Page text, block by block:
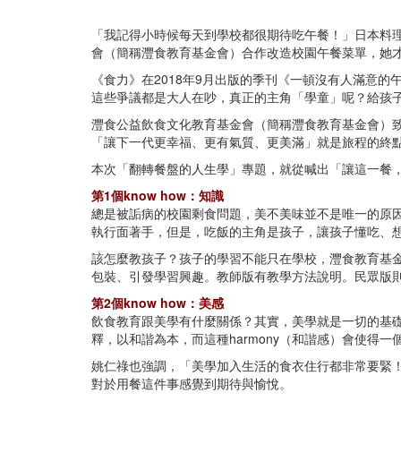
「我記得小時候每天到學校都很期待吃午餐！」日本
會（簡稱灃食教育基金會）合作改造校園午餐菜單，
《食力》在2018年9月出版的季刊《一頓沒有人滿意
這些爭議都是大人在吵，真正的主角「學童」呢？給
灃食公益飲食文化教育基金會（簡稱灃食教育基金會
「讓下一代更幸福、更有氣質、更美滿」就是旅程的
本次「翻轉餐盤的人生學」專題，就從喊出「讓這一
第1個know how：知識
總是被詬病的校園剩食問題，美不美味並不是唯一的
執行面著手，但是，吃飯的主角是孩子，讓孩子懂吃、
該怎麼教孩子？孩子的學習不能只在學校，灃食教育
包裝、引發學習興趣。教師版有教學方法說明。民眾
第2個know how：美感
飲食教育跟美學有什麼關係？其實，美學就是一切的
釋，以和諧為本，而這種harmony（和諧感）會使得
姚仁祿也強調，「美學加入生活的食衣住行都非常要
對於用餐這件事感覺到期待與愉悅。